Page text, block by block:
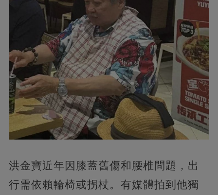
洪金寶近年因膝蓋舊傷和腰椎問題，出
行需依賴輪椅或拐杖。有媒體拍到他獨